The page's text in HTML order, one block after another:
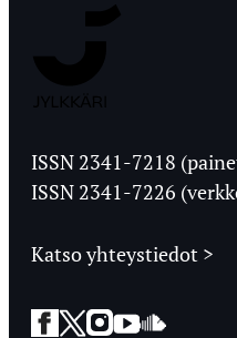
Ylioppilaslehti
ISSN 2341-7218
ISSN 2341-7226
Katso yhteystiedot >
Facebook
Twitter
Instagram
YouTube